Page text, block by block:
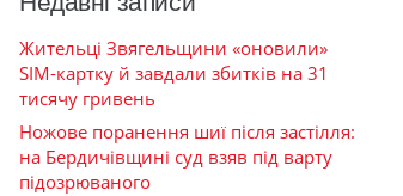
Жительці Звягельщини «оновили»
SIM-картку й завдали збитків на 31
тисячу гривень
Ножове поранення шиї після застілля:
на Бердичівщині суд взяв під варту
підозрюваного